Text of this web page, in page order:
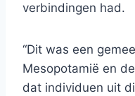
verbindingen had.
“Dit was een
Mesopotamië en
dat individuen uit